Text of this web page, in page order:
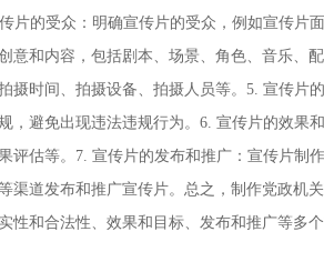
片的受众：明确宣传片的受众，例如宣传片
意和内容，包括剧本、场景、角色、音乐、
摄时间、拍摄设备、拍摄人员等。5. 宣传片
，避免出现违法违规行为。6. 宣传片的效果
评估等。7. 宣传片的发布和推广：宣传片制
渠道发布和推广宣传片。总之，制作党政机
性和合法性、效果和目标、发布和推广等多个